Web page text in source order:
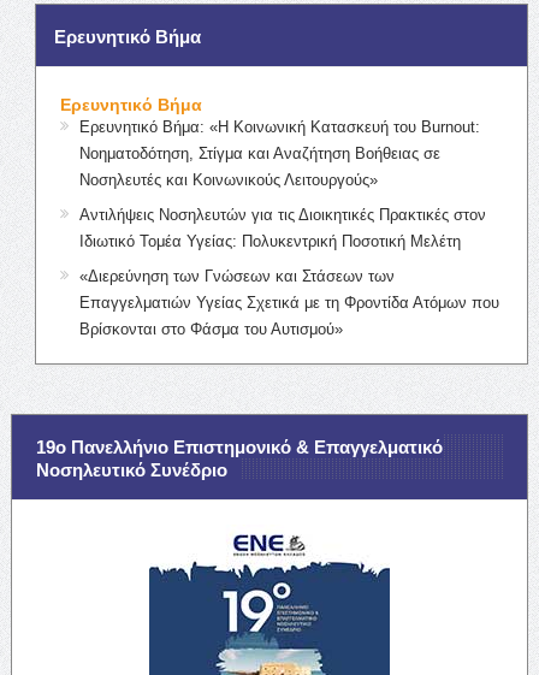
Ερευνητικό Βήμα
Ερευνητικό Βήμα
Ερευνητικό Βήμα: «Η Κοινωνική Κατασκευή του Burnout:
Νοηματοδότηση, Στίγμα και Αναζήτηση Βοήθειας σε
Νοσηλευτές και Κοινωνικούς Λειτουργούς»
Αντιλήψεις Νοσηλευτών για τις Διοικητικές Πρακτικές στον
Ιδιωτικό Τομέα Υγείας: Πολυκεντρική Ποσοτική Μελέτη
«Διερεύνηση των Γνώσεων και Στάσεων των
Επαγγελματιών Υγείας Σχετικά με τη Φροντίδα Ατόμων που
Βρίσκονται στο Φάσμα του Αυτισμού»
19ο Πανελλήνιο Επιστημονικό & Επαγγελματικό
Νοσηλευτικό Συνέδριο